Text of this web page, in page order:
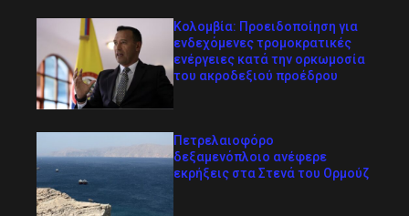
Κολομβία: Προειδοποίηση για
ενδεχόμενες τρομοκρατικές
ενέργειες κατά την ορκωμοσία
του ακροδεξιού προέδρου
Πετρελαιοφόρο
δεξαμενόπλοιο ανέφερε
εκρήξεις στα Στενά του Ορμούζ